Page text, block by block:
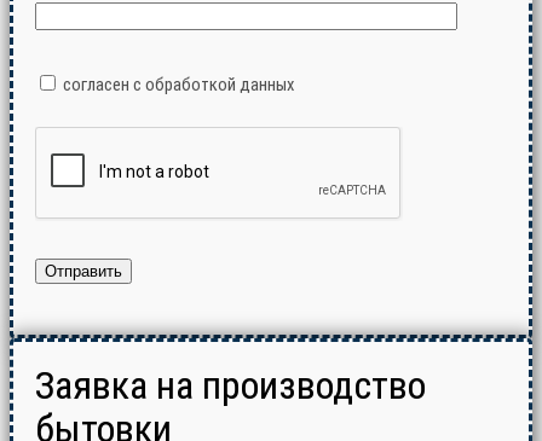
согласен с обработкой данных
Заявка на производство
бытовки